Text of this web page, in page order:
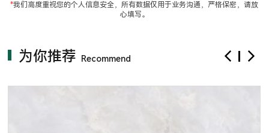
*我们高度重视您的个人信息安全，所有数据仅用于业务沟通，严格保密，请放
心填写。
为你推荐 Recommend